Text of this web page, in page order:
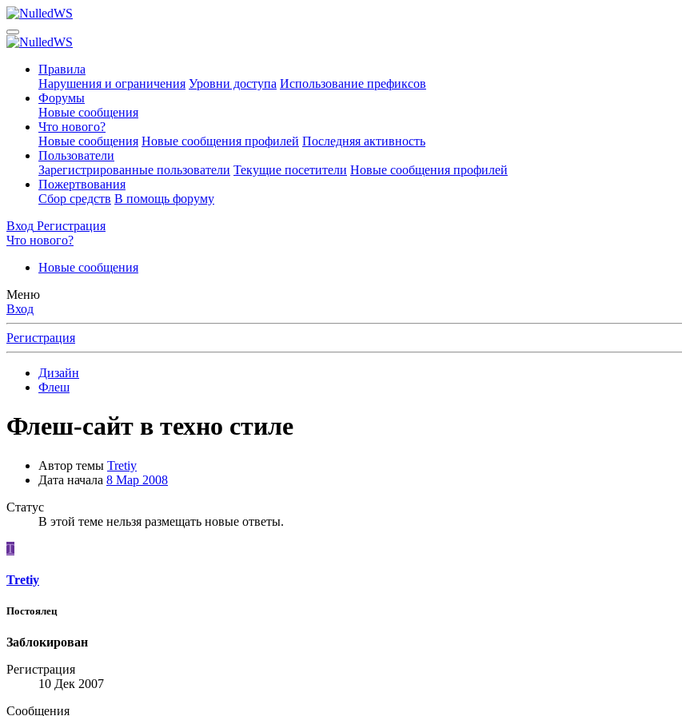
Правила
Нарушения и ограничения Уровни доступа Использование префиксов
Форумы
Новые сообщения
Что нового?
Новые сообщения Новые сообщения профилей Последняя активность
Пользователи
Зарегистрированные пользователи Текущие посетители Новые сообщения профилей
Пожертвования
Сбор средств В помощь форуму
Вход Регистрация
Что нового?
Новые сообщения
Меню
Вход
Регистрация
Дизайн
Флеш
Флеш-сайт в техно стиле
Автор темы Tretiy
Дата начала 8 Мар 2008
Статус
В этой теме нельзя размещать новые ответы.
T
Tretiy
Постоялец
Заблокирован
Регистрация
10 Дек 2007
Сообщения